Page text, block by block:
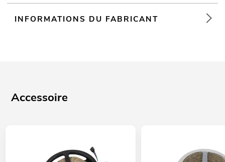
INFORMATIONS DU FABRICANT
Accessoire